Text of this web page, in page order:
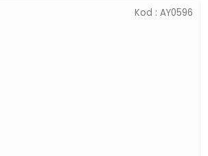
Kod : AY0596